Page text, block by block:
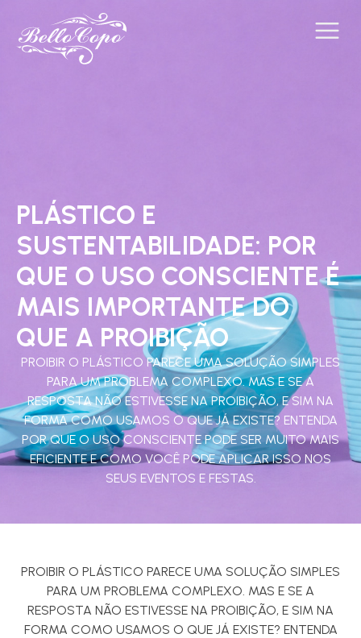
PLÁSTICO E
SUSTENTABILIDADE: POR
QUE O USO CONSCIENTE É
MAIS IMPORTANTE DO
QUE A PROIBIÇÃO
PROIBIR O PLÁSTICO PARECE UMA SOLUÇÃO SIMPLES
PARA UM PROBLEMA COMPLEXO. MAS E SE A
RESPOSTA NÃO ESTIVESSE NA PROIBIÇÃO, E SIM NA
FORMA COMO USAMOS O QUE JÁ EXISTE? ENTENDA
POR QUE O USO CONSCIENTE PODE SER MUITO MAIS
EFICIENTE E COMO VOCÊ PODE APLICAR ISSO NOS
SEUS EVENTOS E FESTAS.
PROIBIR O PLÁSTICO PARECE UMA SOLUÇÃO SIMPLES
PARA UM PROBLEMA COMPLEXO. MAS E SE A
RESPOSTA NÃO ESTIVESSE NA PROIBIÇÃO, E SIM NA
FORMA COMO USAMOS O QUE JÁ EXISTE? ENTENDA